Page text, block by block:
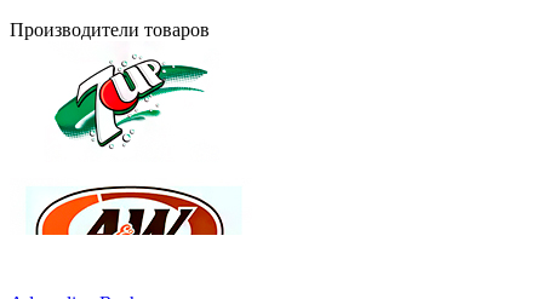
Производители товаров